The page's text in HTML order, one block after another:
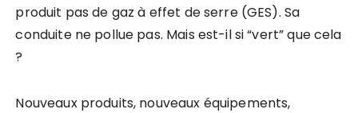
produit pas de gaz à effet de serre (GES). Sa
conduite ne pollue pas. Mais est-il si “vert” que cela
?
Nouveaux produits, nouveaux équipements,